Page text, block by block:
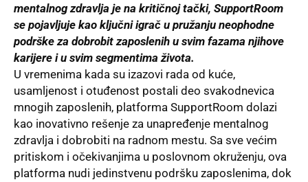
mentalnog zdravlja je na kritičnoj tački, SupportRoom
se pojavljuje kao ključni igrač u pružanju neophodne
podrške za dobrobit zaposlenih u svim fazama njihove
karijere i u svim segmentima života.
U vremenima kada su izazovi rada od kuće,
usamljenost i otuđenost postali deo svakodnevica
mnogih zaposlenih, platforma SupportRoom dolazi
kao inovativno rešenje za unapređenje mentalnog
zdravlja i dobrobiti na radnom mestu. Sa sve većim
pritiskom i očekivanjima u poslovnom okruženju, ova
platforma nudi jedinstvenu podršku zaposlenima, dok